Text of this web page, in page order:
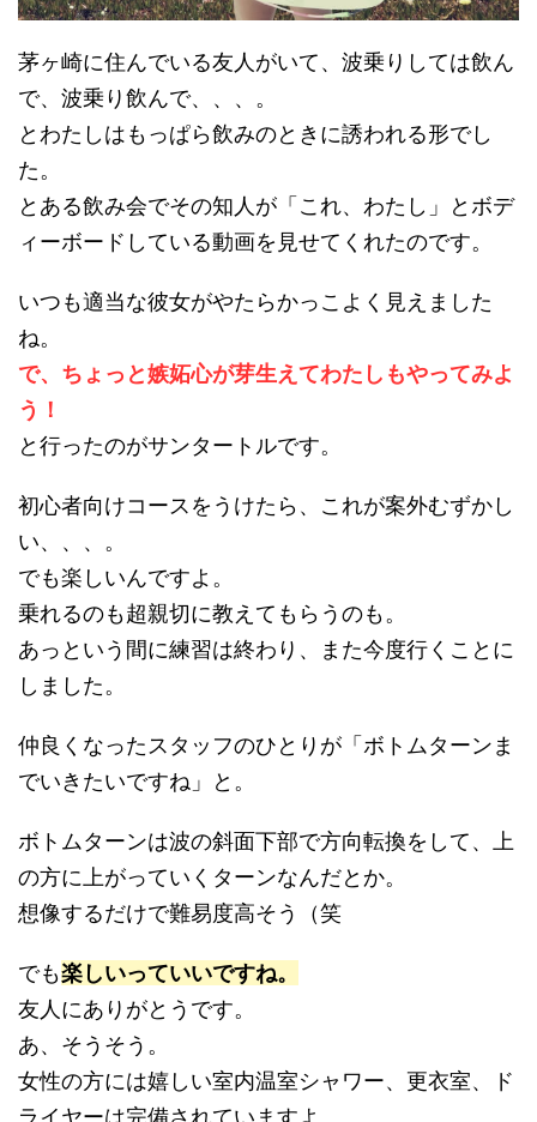
茅ヶ崎に住んでいる友人がいて、波乗りしては飲ん
で、波乗り飲んで、、、。
とわたしはもっぱら飲みのときに誘われる形でし
た。
とある飲み会でその知人が「これ、わたし」とボデ
ィーボードしている動画を見せてくれたのです。
いつも適当な彼女がやたらかっこよく見えました
ね。
で、ちょっと嫉妬心が芽生えてわたしもやってみよ
う！
と行ったのがサンタートルです。
初心者向けコースをうけたら、これが案外むずかし
い、、、。
でも楽しいんですよ。
乗れるのも超親切に教えてもらうのも。
あっという間に練習は終わり、また今度行くことに
しました。
仲良くなったスタッフのひとりが「ボトムターンま
でいきたいですね」と。
ボトムターンは波の斜面下部で方向転換をして、上
の方に上がっていくターンなんだとか。
想像するだけで難易度高そう（笑
でも楽しいっていいですね。
友人にありがとうです。
あ、そうそう。
女性の方には嬉しい室内温室シャワー、更衣室、ド
ライヤーは完備されていますよ。